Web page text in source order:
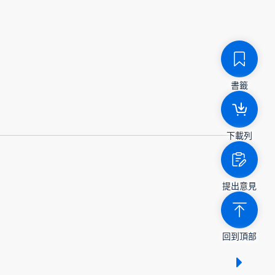
書籤
下載列
提出意見
回到頂部